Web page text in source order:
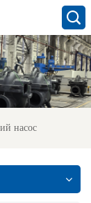
насос